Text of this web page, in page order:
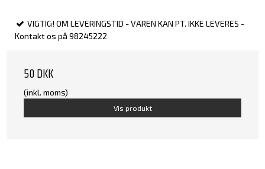
VIGTIG! OM LEVERINGSTID - VAREN KAN PT. IKKE LEVERES -
Kontakt os på 98245222
50 DKK
(inkl. moms)
Vis produkt